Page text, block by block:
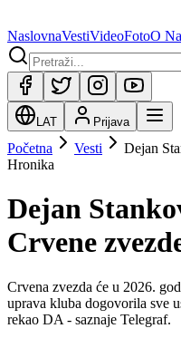
NaslovnaVestiVideoFotoO
LAT Prijava
Početna Vesti
Dejan
Hronika
Dejan
Crvene
Crvena zvezda će u 2026.
uprava kluba dogovorila sve
rekao DA - saznaje Telegraf.